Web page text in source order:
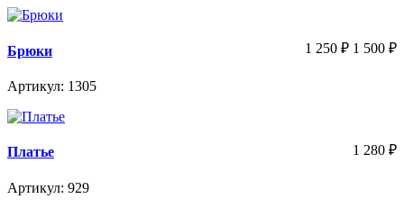
Брюки
Артикул: 1305
1 250 ₽ 1 500 ₽
Платье
Артикул: 929
1 280 ₽